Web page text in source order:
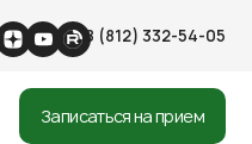
8 (812) 332-54-05
Записаться на прием